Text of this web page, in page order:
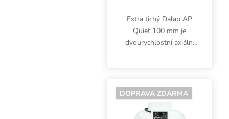
Extra tichý Dalap AP
Quiet 100 mm je
dvourychlostní axiální
vnitřkem z ABS plastu a
kuličkovým ložiskem.
Průtok...
DOPRAVA ZDARMA